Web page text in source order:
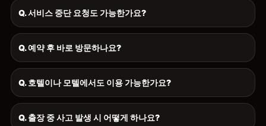
Q. 서비스 중단 요청도 가능한가요?
Q. 예약 후 바로 방문하나요?
Q. 호텔이나 모텔에서도 이용 가능한가요?
Q. 출장 중 사고 발생 시 어떻게 하나요?